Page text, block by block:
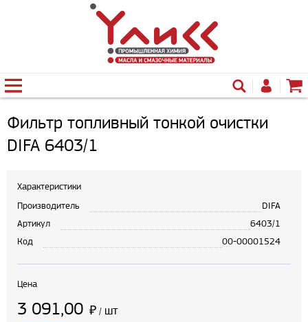
Фильтр топливный тонкой очистки
DIFA 6403/1
Характеристики
Производитель
DIFA
Артикул
6403/1
Код
00-00001524
Цена
3 091,00 ₽ / шт